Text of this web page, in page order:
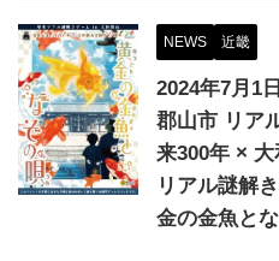
NEWS 近畿
2024年7月1
郡山市 リア
来300年 ×
リアル謎解
金の金魚と